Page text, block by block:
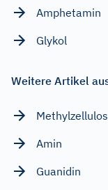
Amphetamin
Glykol
Weitere Artikel
Amin
Guanidin